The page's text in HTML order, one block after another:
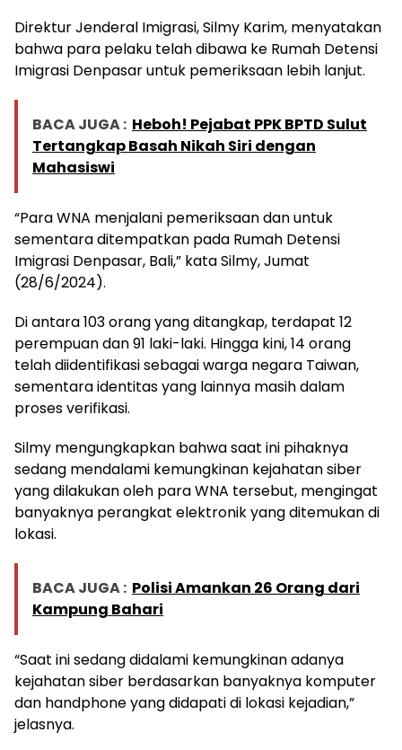
Direktur Jenderal Imigrasi, Silmy Karim, menyatakan
bahwa para pelaku telah dibawa ke Rumah Detensi
Imigrasi Denpasar untuk pemeriksaan lebih lanjut.
BACA JUGA : Heboh! Pejabat PPK BPTD Sulut
Tertangkap Basah Nikah Siri dengan
Mahasiswi
“Para WNA menjalani pemeriksaan dan untuk
sementara ditempatkan pada Rumah Detensi
Imigrasi Denpasar, Bali,” kata Silmy, Jumat
(28/6/2024).
Di antara 103 orang yang ditangkap, terdapat 12
perempuan dan 91 laki-laki. Hingga kini, 14 orang
telah diidentifikasi sebagai warga negara Taiwan,
sementara identitas yang lainnya masih dalam
proses verifikasi.
Silmy mengungkapkan bahwa saat ini pihaknya
sedang mendalami kemungkinan kejahatan siber
yang dilakukan oleh para WNA tersebut, mengingat
banyaknya perangkat elektronik yang ditemukan di
lokasi.
BACA JUGA : Polisi Amankan 26 Orang dari
Kampung Bahari
“Saat ini sedang didalami kemungkinan adanya
kejahatan siber berdasarkan banyaknya komputer
dan handphone yang didapati di lokasi kejadian,”
jelasnya.